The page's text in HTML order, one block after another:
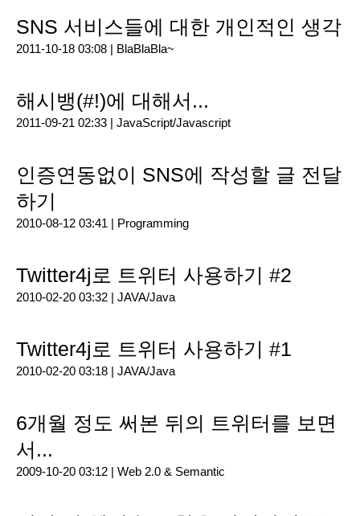
SNS 서비스들에 대한 개인적인 생각
2011-10-18 03:08 | BlaBlaBla~
해시뱅(#!)에 대해서...
2011-09-21 02:33 | JavaScript/Javascript
인증연동없이 SNS에 작성할 글 전달
하기
2010-08-12 03:41 | Programming
Twitter4j로 트위터 사용하기 #2
2010-02-20 03:32 | JAVA/Java
Twitter4j로 트위터 사용하기 #1
2010-02-20 03:18 | JAVA/Java
6개월 정도 써본 뒤의 트위터를 보면
서...
2009-10-20 03:12 | Web 2.0 & Semantic